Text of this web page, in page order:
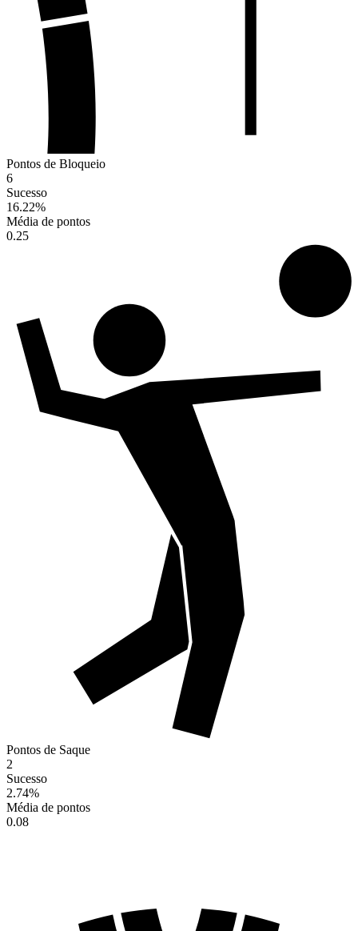
Pontos de Bloqueio
6
Sucesso
16.22%
Média de pontos
0.25
Pontos de Saque
2
Sucesso
2.74%
Média de pontos
0.08